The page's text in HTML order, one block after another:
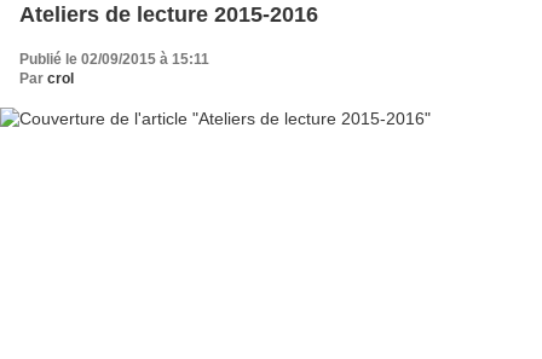
Ateliers de lecture 2015-2016
Publié le 02/09/2015 à 15:11
Par crol